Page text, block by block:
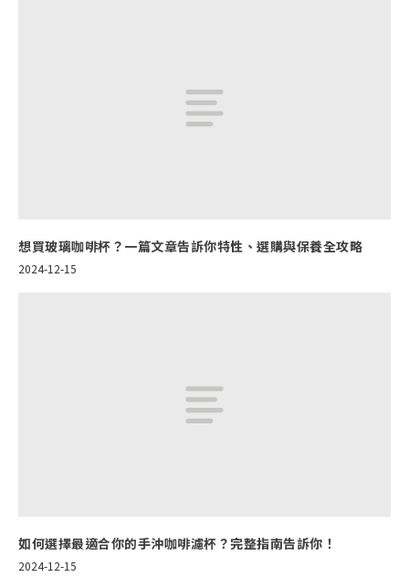
想買玻璃咖啡杯？一篇文章告訴你特性、選購與保養全攻略
2024-12-15
如何選擇最適合你的手沖咖啡濾杯？完整指南告訴你！
2024-12-15